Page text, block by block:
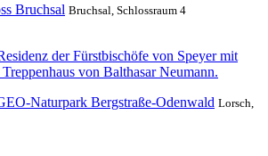
Bruchsal Bruchsal, Schlossraum 4
der Fürstbischöfe von Speyer mit
von Balthasar Neumann.
Naturpark Bergstraße-Odenwald Lorsch,